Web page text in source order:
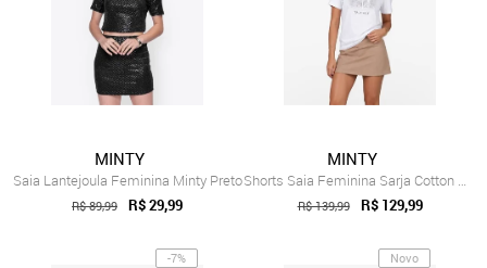
MINTY
Saia Lantejoula Feminina Minty Preto
R$ 89,99 R$ 29,99
MINTY
Shorts Saia Feminina Sarja Cotton Minty Marrom
R$ 139,99 R$ 129,99
-7% Novo